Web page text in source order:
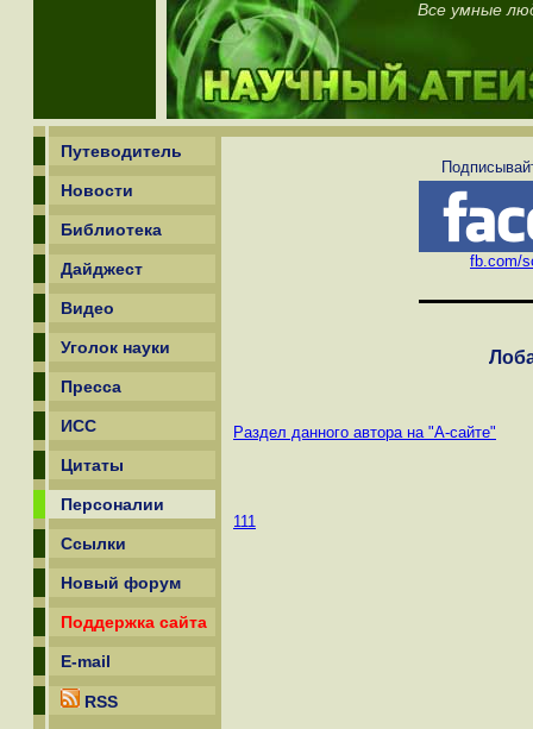
Все умные
Путеводитель
Новости
Библиотека
Дайджест
Видео
Уголок науки
Пресса
ИСС
Цитаты
Персоналии
Ссылки
Новый форум
Поддержка сайта
E-mail
RSS
fb.com/
Раздел данного автора на "А-сайте"
111